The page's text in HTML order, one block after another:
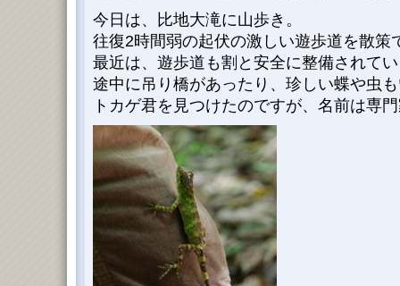
今日は、比地大滝に山歩き。
往復2時間弱の起伏の激しい遊歩道を散策
最近は、遊歩道も割と安全に整備されて
途中に吊り橋があったり、珍しい蝶や虫
トカゲ君を見つけたのですが、名前は専